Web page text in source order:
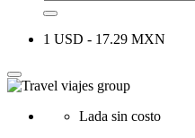
1 USD - 17.29 MXN
Lada sin costo